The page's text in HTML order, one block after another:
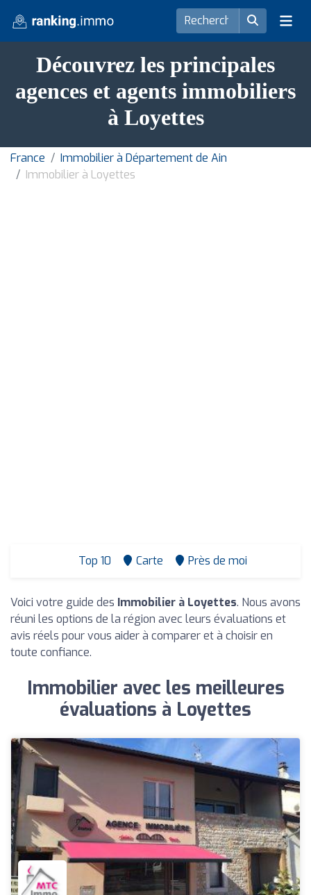
Découvrez les principales
agences et agents immobiliers
à Loyettes
France
Immobilier à Département de Ain
Immobilier à Loyettes
Top 10 Carte Près de moi
Voici votre guide des Immobilier à Loyettes. Nous avons
réuni les options de la région avec leurs évaluations et
avis réels pour vous aider à comparer et à choisir en
toute confiance.
Immobilier avec les meilleures
évaluations à Loyettes